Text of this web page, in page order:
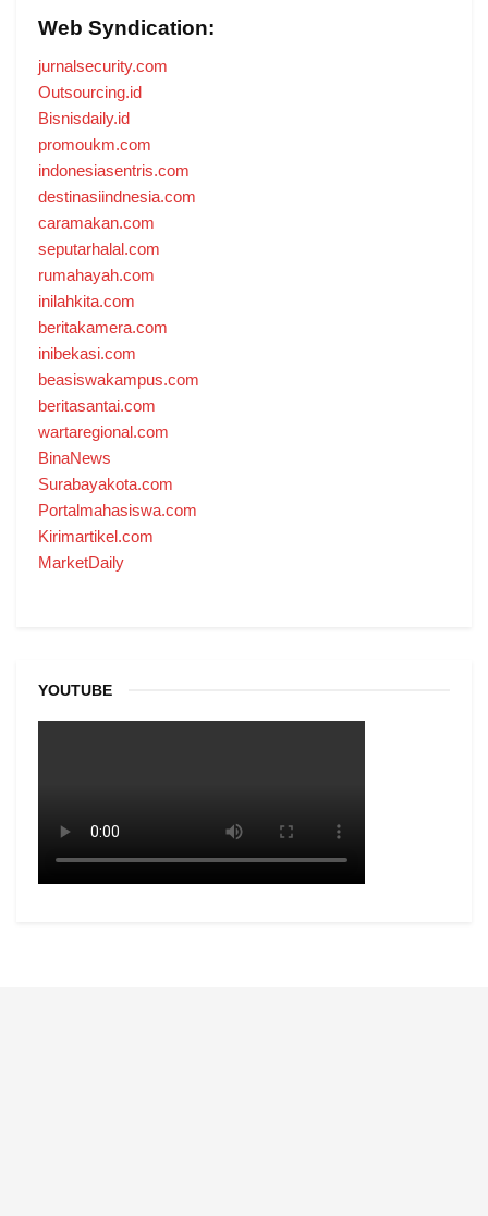
Web Syndication:
jurnalsecurity.com
Outsourcing.id
Bisnisdaily.id
promoukm.com
indonesiasentris.com
destinasiindnesia.com
caramakan.com
seputarhalal.com
rumahayah.com
inilahkita.com
beritakamera.com
inibekasi.com
beasiswakampus.com
beritasantai.com
wartaregional.com
BinaNews
Surabayakota.com
Portalmahasiswa.com
Kirimartikel.com
MarketDaily
YOUTUBE